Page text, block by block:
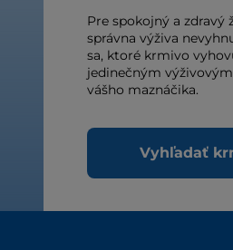
Pre spokojný a zdravý
správna výživa
sa, ktoré krmivo
jedinečným
vášho maznáčika.
Vyhľadať